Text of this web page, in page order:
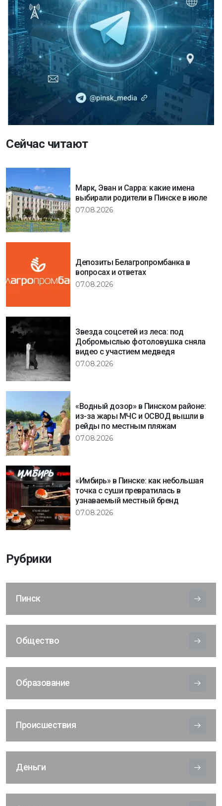
Сейчас читают
Марк, Эван и Сарра: какие имена
выбирали родители в Пинске в июле
07.08.2026
Депозиты Белагропромбанка в
вопросах и ответах
07.08.2026
Звезда соцсетей из леса: под
Добромыслью фотоловушка сняла
видео с участием медведя
07.08.2026
«Водный дозор» в Пинском районе:
из-за жары МЧС и ОСВОД вышли в
рейды по местным пляжам
07.08.2026
«Имбирь» в Пинске: как небольшая
точка с суши превратилась в
узнаваемый местный бренд
07.08.2026
Рубрики
Пинск
Общество
Образование
Происшествия
Деньги